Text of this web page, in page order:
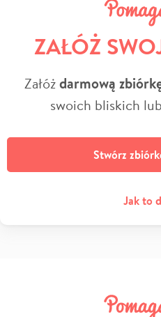
ZAŁÓŻ
Załóżdarmową
swoich bliskich
Stwórz
Jak to